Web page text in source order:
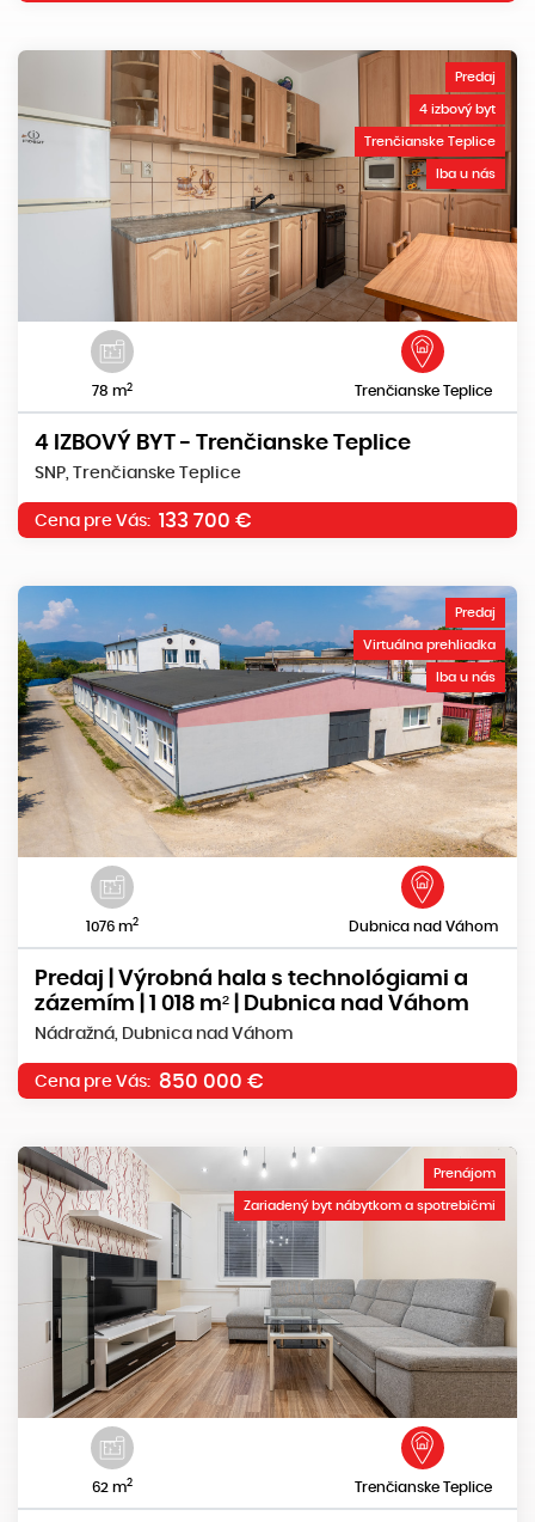
Predaj
4 izbový byt
Trenčianske Teplice
Iba u nás
78 m2 Trenčianske Teplice
4 IZBOVÝ BYT - Trenčianske Teplice
SNP, Trenčianske Teplice
Cena pre Vás: 133 700 €
Predaj
Virtuálna prehliadka
Iba u nás
1076 m2 Dubnica nad Váhom
Predaj | Výrobná hala s technológiami a
zázemím | 1 018 m² | Dubnica nad Váhom
Nádražná, Dubnica nad Váhom
Cena pre Vás: 850 000 €
Prenájom
Zariadený byt nábytkom a spotrebičmi
62 m2 Trenčianske Teplice